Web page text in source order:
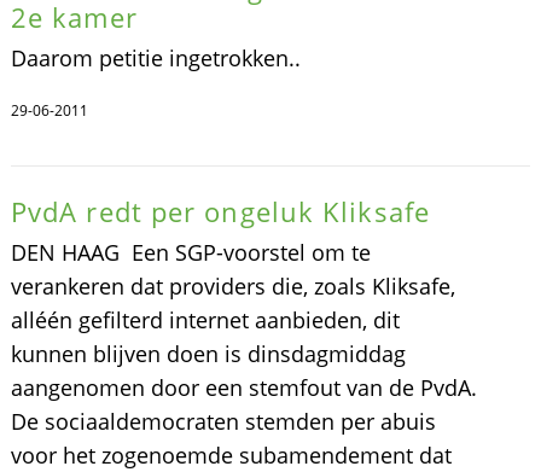
2e kamer
Daarom petitie ingetrokken..
29-06-2011
PvdA redt per ongeluk Kliksafe
DEN HAAG  Een SGP-voorstel om te
verankeren dat providers die, zoals Kliksafe,
alléén gefilterd internet aanbieden, dit
kunnen blijven doen is dinsdagmiddag
aangenomen door een stemfout van de PvdA.
De sociaaldemocraten stemden per abuis
voor het zogenoemde subamendement dat